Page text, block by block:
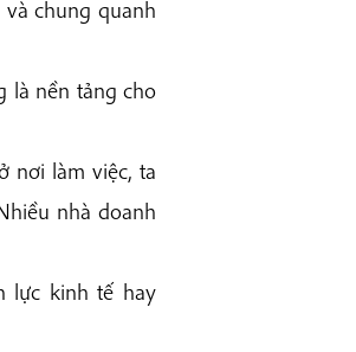
chung quanh
là nền tảng cho
nơi làm việc, ta
nhà doanh
lực kinh tế hay